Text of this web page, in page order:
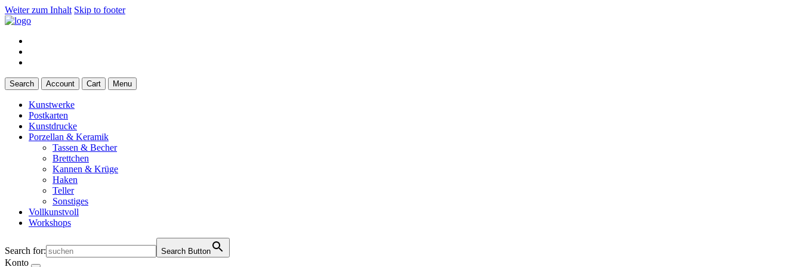
Weiter zum Inhalt Skip to footer
Search Account Cart Menu
Kunstwerke
Postkarten
Kunstdrucke
Porzellan & Keramik
Tassen & Becher
Brettchen
Kannen & Krüge
Haken
Teller
Sonstiges
Vollkunstvoll
Workshops
Search for: Search Button
Konto